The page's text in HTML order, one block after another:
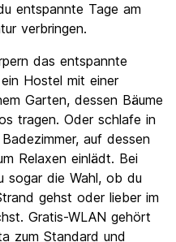
entspannte Tage am
verbringen.
das entspannte
Hostel mit einer
Garten, dessen Bäume
tragen. Oder schlafe in
auf dessen
Relaxen einlädt. Bei
sogar die Wahl, ob du
gehst oder lieber im
Gratis-WLAN gehört
zum Standard und